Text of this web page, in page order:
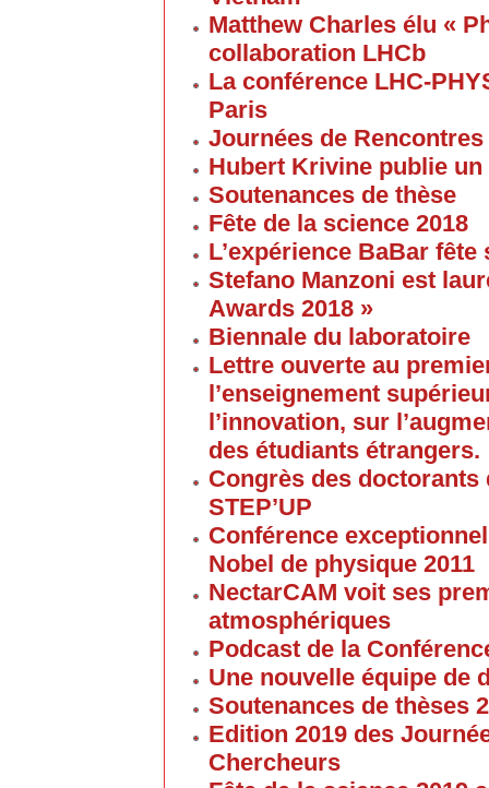
Matthew Charles élu «
collaboration LHCb
La conférence LHC-
Paris
Journées de
Hubert Krivine publie
Soutenances de thèse
Fête de la science 2018
L’expérience BaBar fête
Stefano Manzoni est
Awards 2018 »
Biennale du laboratoire
Lettre ouverte au
l’enseignement
l’innovation, sur
des étudiants étrangers.
Congrès des doctorants
STEP’UP
Conférence
Nobel de physique 2011
NectarCAM voit ses
atmosphériques
Podcast de la
Une nouvelle équipe de
Soutenances de thèses
Edition 2019 des
Chercheurs